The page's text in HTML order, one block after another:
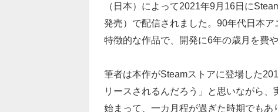
（日本）によって2021年9月16日に
発売）で配信されました。90年代日本
特徴的な作品で、開発に6年の歳月を費
筆者は本作がSteamストアに登場した
リースされるんだろう」と思いながら、
始まって、一カ月程が過ぎた時期でも